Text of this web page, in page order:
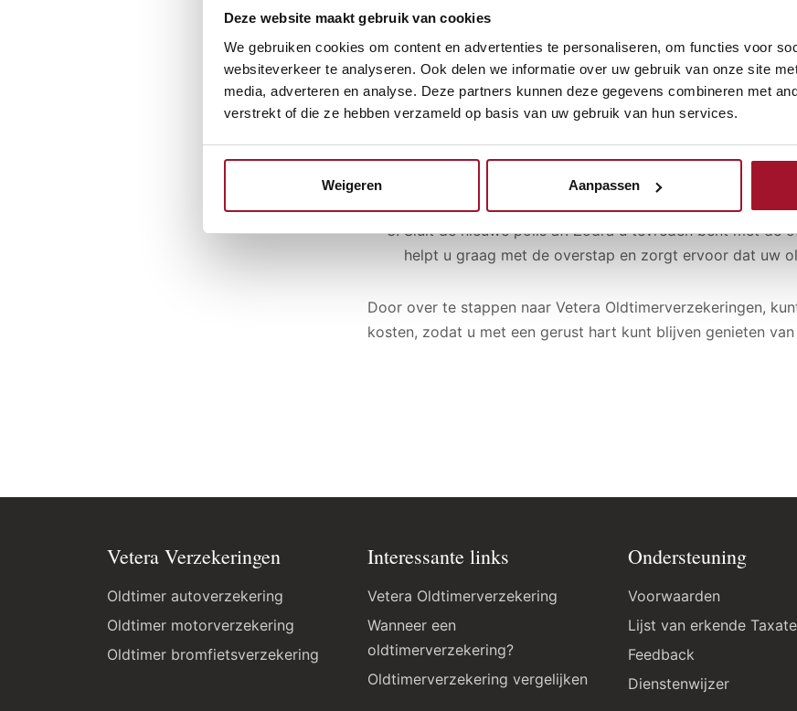
Deze website maakt gebruik van cookies
We gebruiken cookies om content en advertenties te personaliseren, om functies voor
websiteverkeer te analyseren. Ook delen we informatie over uw gebruik van onze site
media, adverteren en analyse. Deze partners kunnen deze gegevens combineren met
verstrekt of die ze hebben verzameld op basis van uw gebruik van hun services.
Weigeren Aanpassen
Overstappen naar Vetera Oldtimerverzekeringen
Vraag een offerte aan: Bezoek de website van Vetera
offerte aan. Geef hierbij informatie over uw oldtimer(s)
Vergelijk de dekking en premies: Bekijk de
huidige verzekering. Vetera biedt vaak scherpere
afgestemd op oldtimers.
Sluit de nieuwe polis af: Zodra u tevreden bent met de
helpt u graag met de overstap en zorgt ervoor dat uw
Door over te stappen naar Vetera Oldtimerverzekeringen,
kosten, zodat u met een gerust hart kunt blijven genieten
Vetera Verzekeringen
Oldtimer autoverzekering
Oldtimer motorverzekering
Oldtimer bromfietsverzekering
Interessante links
Vetera Oldtimerverzekering
Wanneer een
oldtimerverzekering?
Oldtimerverzekering vergelijken
Ondersteuning
Voorwaarden
Lijst van erkende
Feedback
Dienstenwijzer